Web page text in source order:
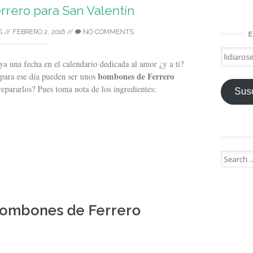
para San Valentín
// FEBRERO 2, 2016// NO COMMENTS
una fecha en el calendario dedicada al amor ¿y a ti?
ese día pueden ser unos bombones de Ferrero
Pues toma nota de los ingredientes:
de Ferrero
Search
for: